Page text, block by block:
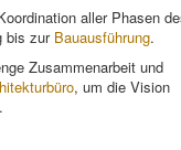
aller Phasen
bis zur Bauausführung.
Zusammenarbeit und
, um die Vision